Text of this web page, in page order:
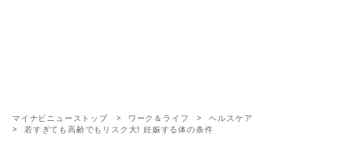
マイナビニューストップ ワーク＆ライフ
ヘルスケア
若すぎても高齢でもリスク大! 妊娠する体の条件